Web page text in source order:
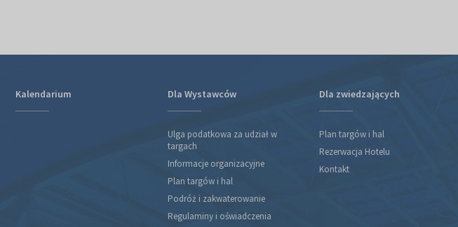
Kalendarium Dla Wystawców
Ulga podatkowa za udział w
targach
Informacje organizacyjne
Plan targów i hal
Podróż i zakwaterowanie
Regulaminy i oświadczenia
Dla zwiedzających
Plan targów i hal
Rezerwacja Hotelu
Kontakt